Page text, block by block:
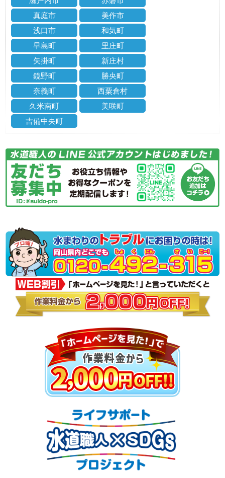
真庭市
美作市
浅口市
和気町
早島町
里庄町
矢掛町
新庄村
鏡野町
勝央町
奈義町
西粟倉村
久米南町
美咲町
吉備中央町